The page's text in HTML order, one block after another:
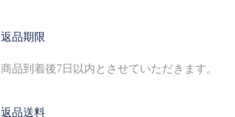
返品期限
商品到着後7日以内とさせていただきます。
返品送料